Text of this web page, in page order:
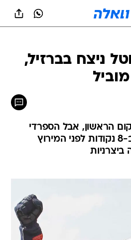
1: ווטל ניצח בברזיל,
הראשון, אבל הספרדי
שסיים שלישי מוליך ב-8 נקודות לפני המירוץ
ביצרניות